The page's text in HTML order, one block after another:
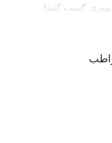
بهتری کسب کنید!